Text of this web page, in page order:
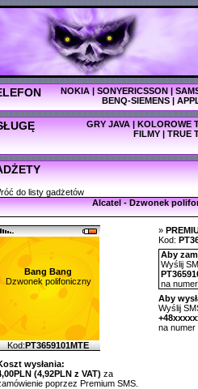
NOKIA|SONYERICSSON|
BENQ-SIEMENS|
GRY JAVA | KOLOROWE
FILMY | TRUE
do listy gadżetów
Alcatel - Dzwonek
Bang Bang
Dzwonek polifoniczny
Kod:PT3659101MTE
wysłania:
(4,92PLN z VAT) za
poprzez Premium SMS.
»
Kod:
Aby
Wyślij
na
Aby
Wyślij
na numer